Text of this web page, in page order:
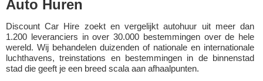
Auto Huren
Discount Car Hire zoekt en vergelijkt autohuur uit meer dan
1.200 leveranciers in over 30.000 bestemmingen over de hele
wereld. Wij behandelen duizenden of nationale en internationale
luchthavens, treinstations en bestemmingen in de binnenstad
stad die geeft je een breed scala aan afhaalpunten.